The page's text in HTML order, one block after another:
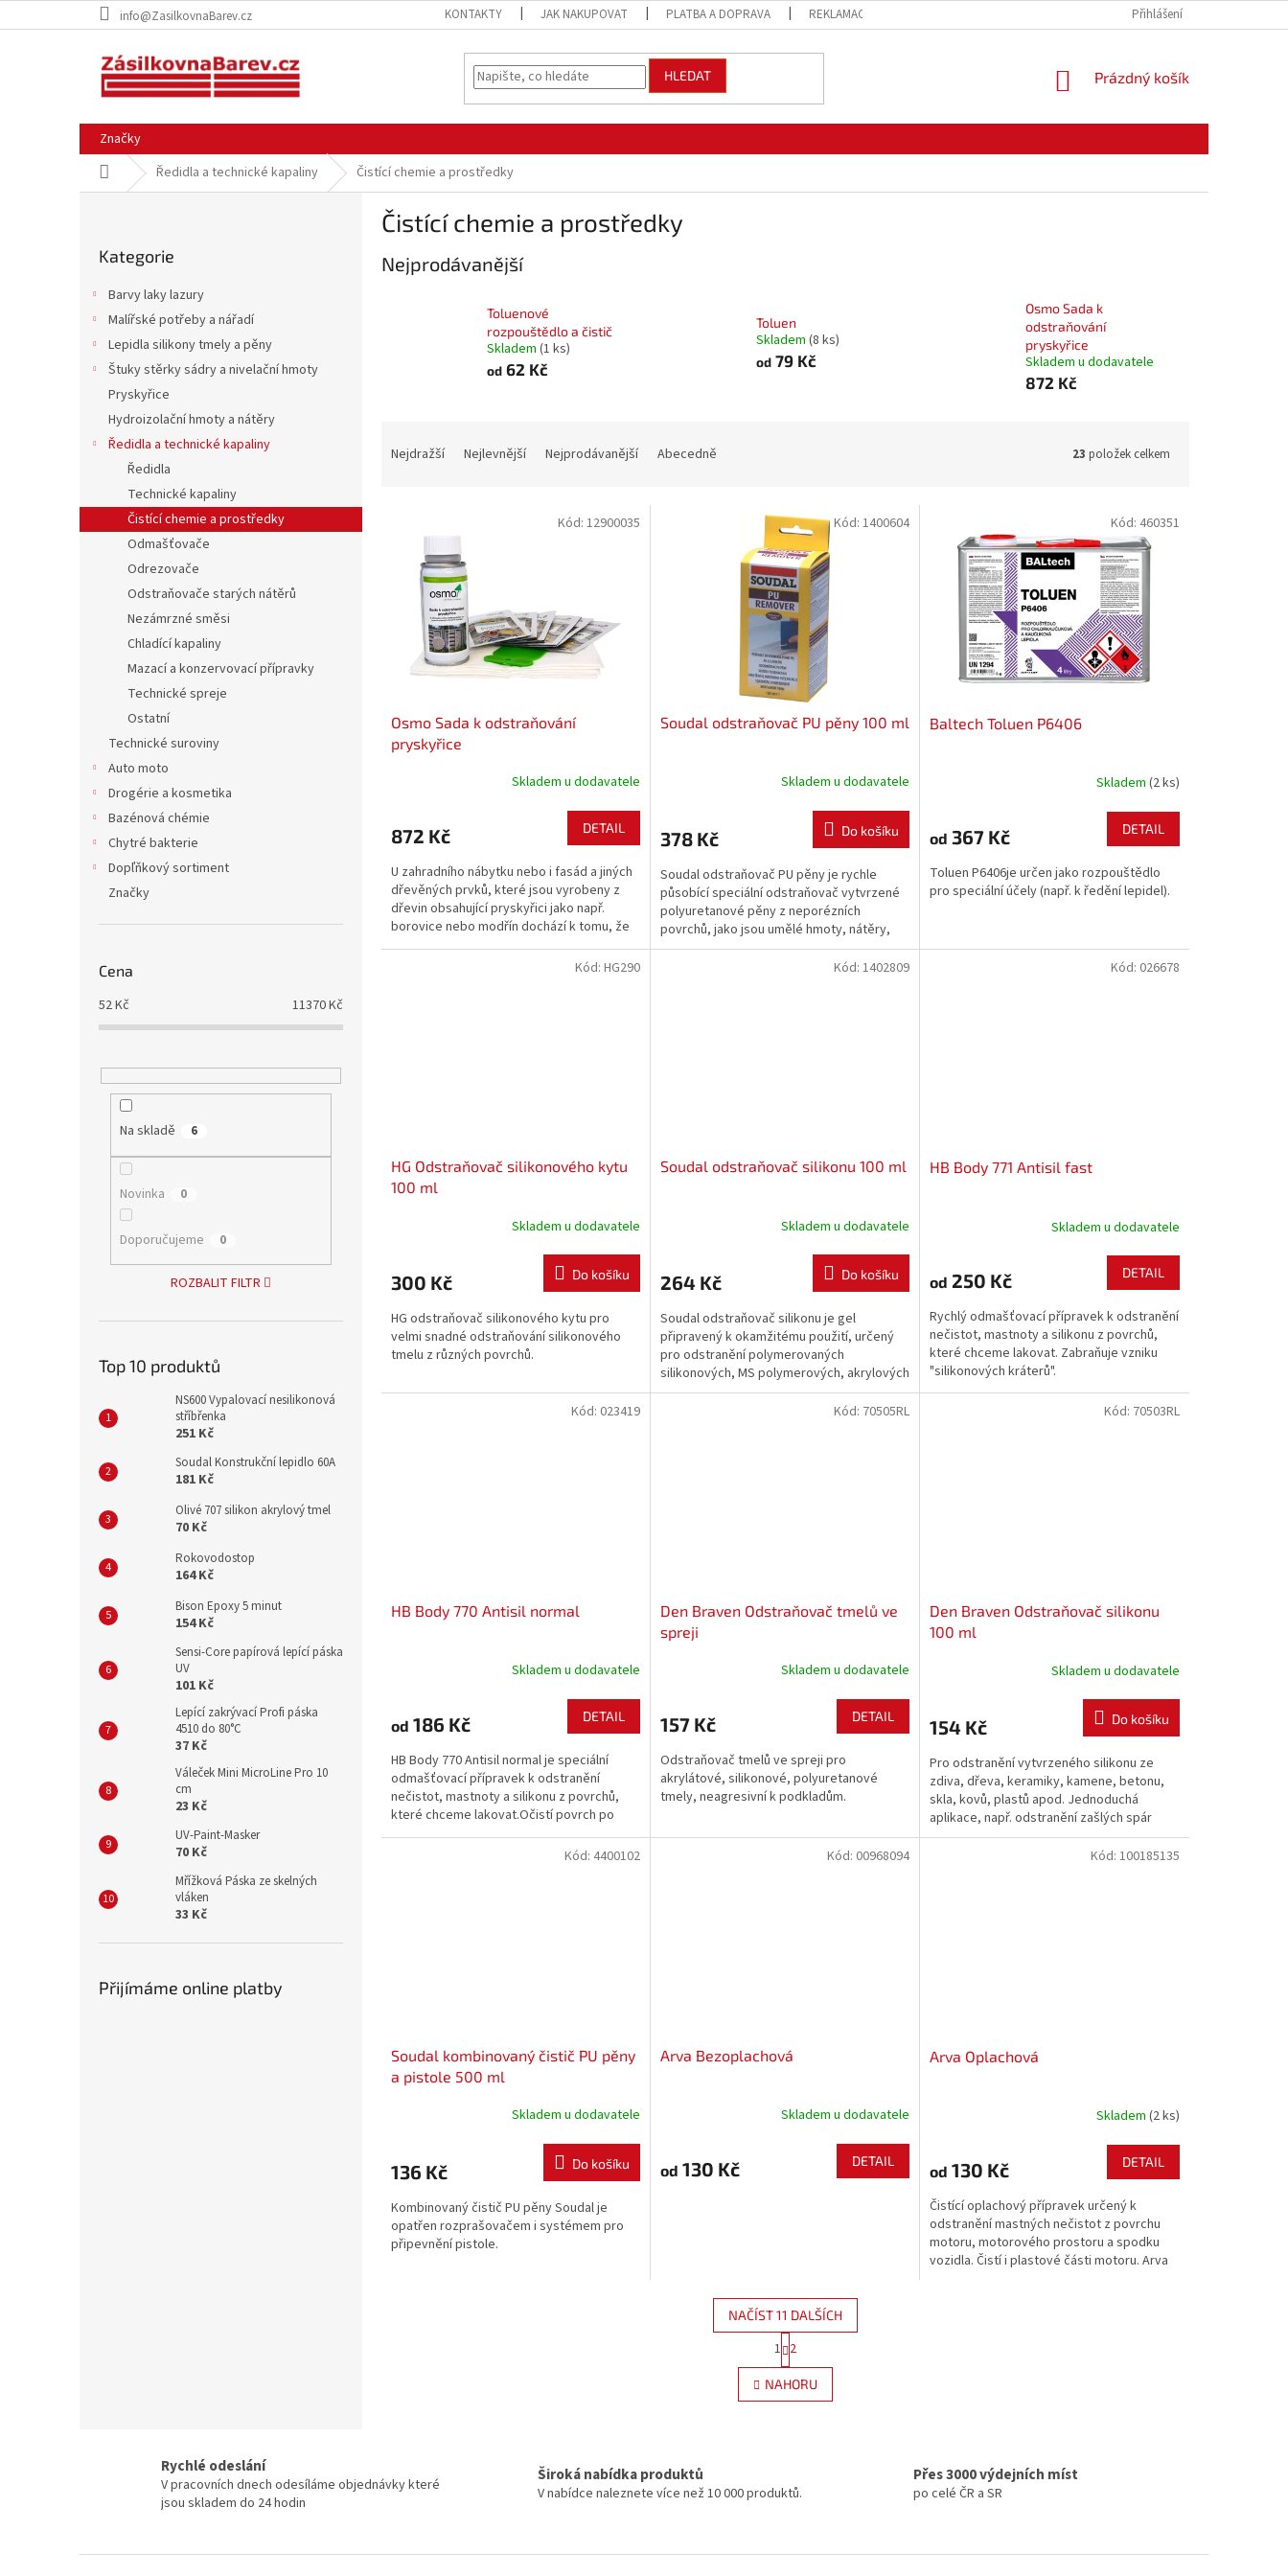
na
info@ZasilkovnaBarev.cz KONTAKTY JAK NAKUPOVAT PLATBA A DOPRAVA REKLAMACE ZBOŽÍ PODMÍNKY OCHRANY
Přihlášení
HLEDAT
NÁKUPNÍ
Prázdný košík
Značky
Domů Ředidla a technické kapaliny Čistící chemie a prostředky
kategorie
Kategorie
Barvy laky lazury
Malířské potřeby a nářadí
Lepidla silikony tmely a pěny
Štuky stěrky sádry a nivelační hmoty
Pryskyřice
Hydroizolační hmoty a nátěry
Ředidla a technické kapaliny
Ředidla
Technické kapaliny
Čistící chemie a prostředky
Odmašťovače
Odrezovače
Odstraňovače starých nátěrů
Nezámrzné směsi
Chladící kapaliny
Mazací a konzervovací přípravky
Technické spreje
Ostatní
Technické suroviny
Auto moto
Drogérie a kosmetika
Bazénová chémie
Chytré bakterie
Dopľňkový sortiment
Značky
Cena
52Kč 11370Kč
Na skladě 6
Novinka 0
Doporučujeme 0
ROZBALIT FILTR
Top 10 produktů
NS600 Vypalovací nesilikonová
stříbřenka
251 Kč
Soudal Konstrukční lepidlo 60A
181 Kč
Olivé 707 silikon akrylový tmel
70 Kč
Rokovodostop
164 Kč
Bison Epoxy 5 minut
154 Kč
Sensi-Core papírová lepící páska
UV
101 Kč
Lepící zakrývací Profi páska
4510 do 80°C
37 Kč
Váleček Mini MicroLine Pro 10
cm
23 Kč
UV-Paint-Masker
70 Kč
Mřížková Páska ze skelných
vláken
33 Kč
Přijímáme online platby
Čistící chemie a prostředky
Nejprodávanější
Toluenové
rozpouštědlo a čistič
Skladem (1 ks)
od 62 Kč
Toluen
Skladem (8 ks)
od79 Kč
Osmo Sada k
odstraňování
pryskyřice
Skladem u dodavatele
872 Kč
Nejdražší Nejlevnější Nejprodávanější Abecedně 23 položek celkem
Osmo Sada k odstraňování
pryskyřice
Skladem u dodavatele
872 Kč DETAIL
U zahradního nábytku nebo i fasád a jiných
dřevěných prvků, které jsou vyrobeny z
dřevin obsahující pryskyřici jako např.
borovice nebo modřín dochází k tomu, že
tato pryskyřice při silnějším slunečním
ohřátí vytéká ze dřeva na povrch. Tato...
Kód: 12900035
Soudal odstraňovač PU pěny 100 ml
Skladem u dodavatele
378 Kč Do košíku
Soudal odstraňovač PU pěny je rychle
působící speciální odstraňovač vytvrzené
polyuretanové pěny z neporézních
povrchů, jako jsou umělé hmoty, nátěry,
umělé povlaky, hliník apod.
Kód: 1400604
Baltech Toluen P6406
Skladem (2 ks)
od 367 Kč DETAIL
Toluen P6406je určen jako rozpouštědlo
pro speciální účely (např. k ředění lepidel).
Kód: 460351
HG Odstraňovač silikonového kytu
100 ml
Skladem u dodavatele
300 Kč Do košíku
HG odstraňovač silikonového kytu pro
velmi snadné odstraňování silikonového
tmelu z různých povrchů.
Kód: HG290
Soudal odstraňovač silikonu 100 ml
Skladem u dodavatele
264 Kč Do košíku
Soudal odstraňovač silikonu je gel
připravený k okamžitému použití, určený
pro odstranění polymerovaných
silikonových, MS polymerových, akrylových
a polybutenových tmelů.
Kód: 1402809
HB Body 771 Antisil fast
Skladem u dodavatele
od 250 Kč DETAIL
Rychlý odmašťovací přípravek k odstranění
nečistot, mastnoty a silikonu z povrchů,
které chceme lakovat. Zabraňuje vzniku
"silikonových kráterů".
Kód: 026678
HB Body 770 Antisil normal
Skladem u dodavatele
od 186 Kč DETAIL
HB Body 770 Antisil normal je speciální
odmašťovací přípravek k odstranění
nečistot, mastnoty a silikonu z povrchů,
které chceme lakovat.Očistí povrch po
broušení, eliminuje tvorbu mastných ok a
připraví povrch na další krok.Zabraňuje
Kód: 023419
Den Braven Odstraňovač tmelů ve
spreji
Skladem u dodavatele
157 Kč DETAIL
Odstraňovač tmelů ve spreji pro
akrylátové, silikonové, polyuretanové
tmely, neagresivní k podkladům.
Kód: 70505RL
Den Braven Odstraňovač silikonu
100 ml
Skladem u dodavatele
154 Kč Do košíku
Pro odstranění vytvrzeného silikonu ze
zdiva, dřeva, keramiky, kamene, betonu,
skla, kovů, plastů apod. Jednoduchá
aplikace, např. odstranění zašlých spár
okolo van, umyvadel, WC apod. Nenapadá
povrchy čištěných materiálů. Minimální
Kód: 70503RL
Soudal kombinovaný čistič PU pěny
a pistole 500 ml
Skladem u dodavatele
136 Kč Do košíku
Kombinovaný čistič PU pěny Soudal je
opatřen rozprašovačem i systémem pro
připevnění pistole.
Kód: 4400102
Arva Bezoplachová
Skladem u dodavatele
od 130 Kč DETAIL
Kód: 00968094
Arva Oplachová
Skladem (2 ks)
od 130 Kč DETAIL
Čistící oplachový přípravek určený k
odstranění mastných nečistot z povrchu
motoru, motorového prostoru a spodku
vozidla. Čistí i plastové části motoru. Arva
Kód: 100185135
O
v
l
p
k
NAČÍST 11 DALŠÍCH
S
t
r
á
n
n
í
1 2
NAHORU
Rychlé odeslání
V pracovních dnech odesíláme objednávky které
jsou skladem do 24 hodin
Široká nabídka produktů
V nabídce naleznete více než 10 000 produktů.
Přes 3000 výdejních míst
po celé ČR a SR